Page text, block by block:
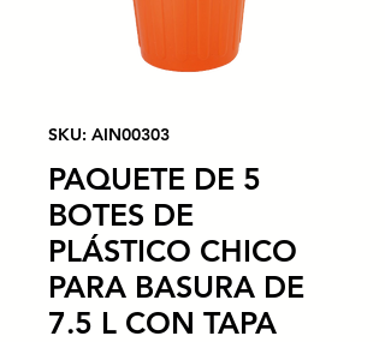
SKU: AIN00303
PAQUETE DE 5
BOTES DE
PLÁSTICO CHICO
PARA BASURA DE
7.5 L CON TAPA